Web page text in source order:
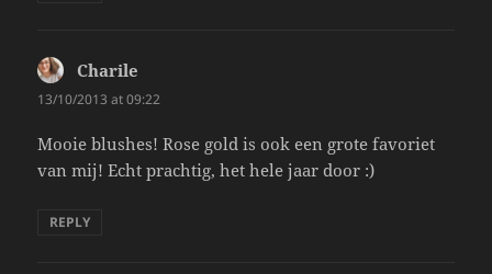
Charile
13/10/2013 at 09:22
Mooie blushes! Rose gold is ook een grote favoriet
van mij! Echt prachtig, het hele jaar door :)
REPLY